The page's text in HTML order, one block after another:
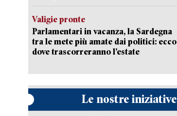
Valigie pronte
Parlamentari in vacanza, la Sardegna
tra le mete più amate dai politici: ecco
dove trascorreranno l’estate
Le nostre iniziative